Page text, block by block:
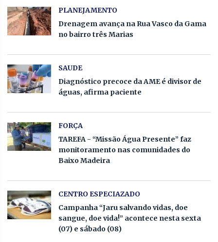
PLANEJAMENTO
Drenagem avança na Rua Vasco da Gama
no bairro três Marias
SAUDE
Diagnóstico precoce da AME é divisor de
águas, afirma paciente
FORÇA
TAREFA - “Missão Água Presente” faz
monitoramento nas comunidades do
Baixo Madeira
CENTRO ESPECIAZADO
Campanha “Jaru salvando vidas, doe
sangue, doe vida!” acontece nesta sexta
(07) e sábado (08)